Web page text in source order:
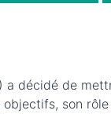
a décidé de
son rôle